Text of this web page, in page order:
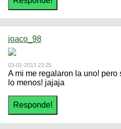
joaco_98
03-01-2013 23:25
A mi me regalaron la uno! pero
lo menos! jajaja